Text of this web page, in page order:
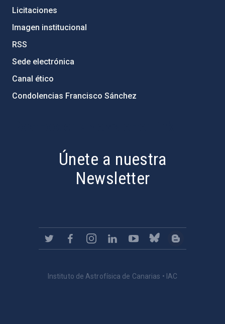
Licitaciones
Imagen institucional
RSS
Sede electrónica
Canal ético
Condolencias Francisco Sánchez
Únete a nuestra
Newsletter
Instituto de Astrofísica de Canarias • IAC